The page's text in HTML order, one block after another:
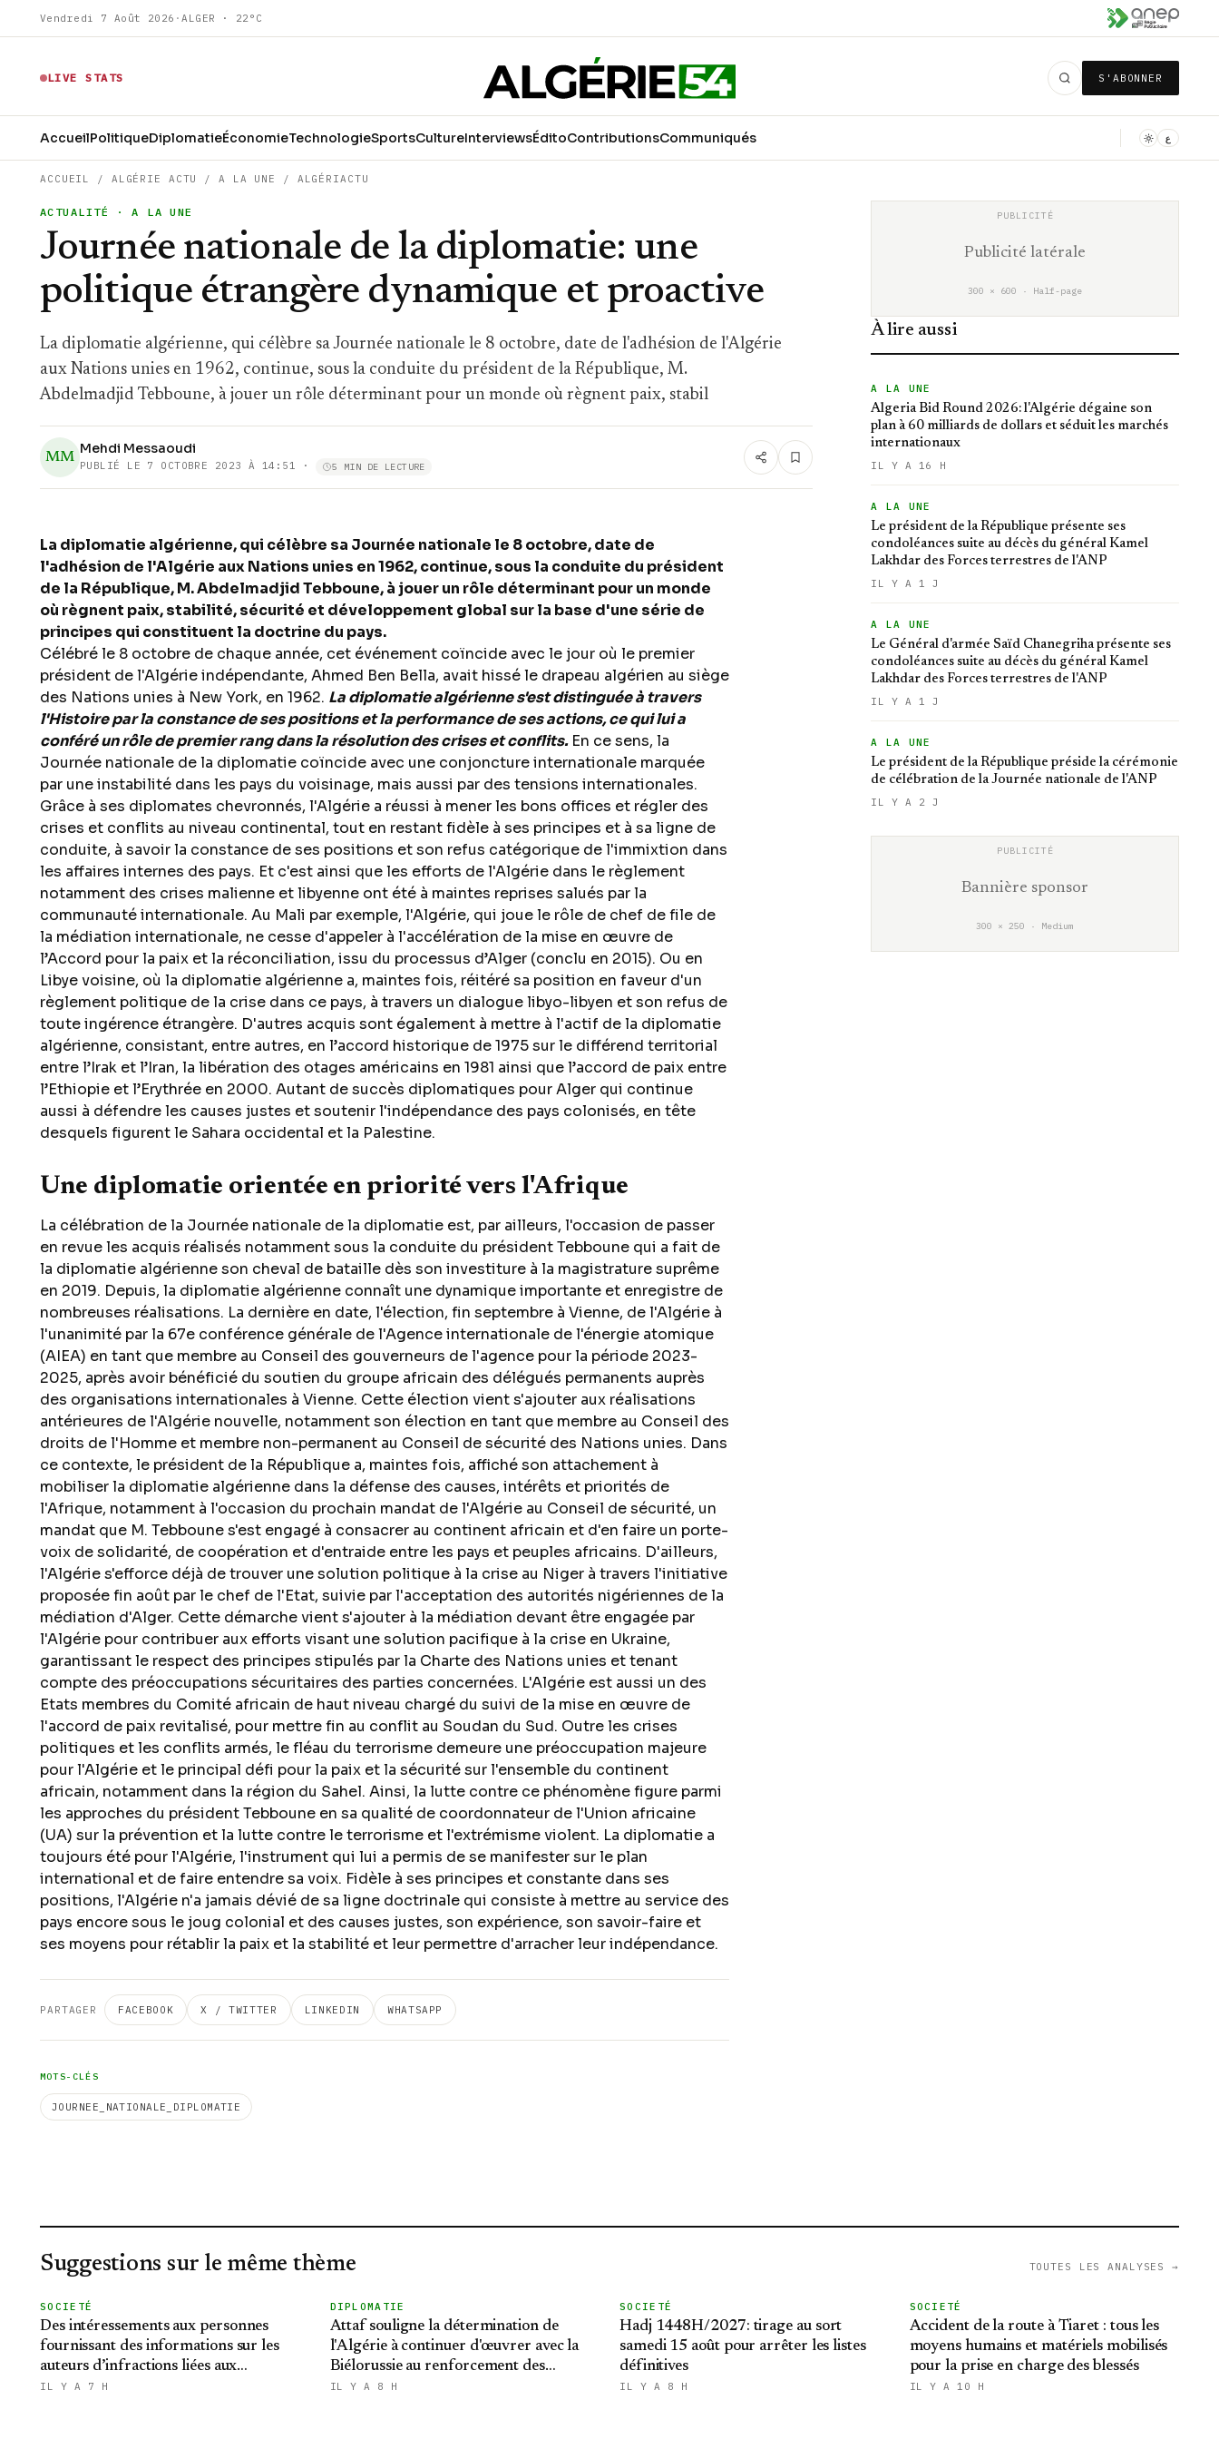
Vendredi 7 Août 2026 ·ALGER · 22°C
LIVE STATS S'ABONNER
AccueilPolitiqueDiplomatieÉconomieTechnologieSportsCultureInterviewsÉditoContributionsCommuniqués ع
ACCUEIL / ALGÉRIE ACTU /A LA UNE / ALGÉRIACTU
ACTUALITÉ · A LA UNE
Journée nationale de la diplomatie: une
politique étrangère dynamique et proactive
La diplomatie algérienne, qui célèbre sa Journée nationale le 8 octobre, date de l'adhésion de l'Algérie
aux Nations unies en 1962, continue, sous la conduite du président de la République, M.
Abdelmadjid Tebboune, à jouer un rôle déterminant pour un monde où règnent paix, stabil
MM
Mehdi Messaoudi
PUBLIÉ LE 7 OCTOBRE 2023 À 14:51 · 5 MIN DE LECTURE
La diplomatie algérienne, qui célèbre sa Journée nationale le 8 octobre, date de
l'adhésion de l'Algérie aux Nations unies en 1962, continue, sous la conduite du président
de la République, M. Abdelmadjid Tebboune, à jouer un rôle déterminant pour un monde
où règnent paix, stabilité, sécurité et développement global sur la base d'une série de
principes qui constituent la doctrine du pays.
Célébré le 8 octobre de chaque année, cet événement coïncide avec le jour où le premier
président de l'Algérie indépendante, Ahmed Ben Bella, avait hissé le drapeau algérien au siège
des Nations unies à New York, en 1962. La diplomatie algérienne s'est distinguée à travers
l'Histoire par la constance de ses positions et la performance de ses actions, ce qui lui a
conféré un rôle de premier rang dans la résolution des crises et conflits.En ce sens, la
Journée nationale de la diplomatie coïncide avec une conjoncture internationale marquée
par une instabilité dans les pays du voisinage, mais aussi par des tensions internationales.
Grâce à ses diplomates chevronnés, l'Algérie a réussi à mener les bons offices et régler des
crises et conflits au niveau continental, tout en restant fidèle à ses principes et à sa ligne de
conduite, à savoir la constance de ses positions et son refus catégorique de l'immixtion dans
les affaires internes des pays. Et c'est ainsi que les efforts de l'Algérie dans le règlement
notamment des crises malienne et libyenne ont été à maintes reprises salués par la
communauté internationale. Au Mali par exemple, l'Algérie, qui joue le rôle de chef de file de
la médiation internationale, ne cesse d'appeler à l'accélération de la mise en œuvre de
l’Accord pour la paix et la réconciliation, issu du processus d’Alger (conclu en 2015). Ou en
Libye voisine, où la diplomatie algérienne a, maintes fois, réitéré sa position en faveur d'un
règlement politique de la crise dans ce pays, à travers un dialogue libyo-libyen et son refus de
toute ingérence étrangère. D'autres acquis sont également à mettre à l'actif de la diplomatie
algérienne, consistant, entre autres, en l’accord historique de 1975 sur le différend territorial
entre l’Irak et l’Iran, la libération des otages américains en 1981 ainsi que l’accord de paix entre
l’Ethiopie et l’Erythrée en 2000. Autant de succès diplomatiques pour Alger qui continue
aussi à défendre les causes justes et soutenir l'indépendance des pays colonisés, en tête
desquels figurent le Sahara occidental et la Palestine.
Une diplomatie orientée en priorité vers l'Afrique
La célébration de la Journée nationale de la diplomatie est, par ailleurs, l'occasion de passer
en revue les acquis réalisés notamment sous la conduite du président Tebboune qui a fait de
la diplomatie algérienne son cheval de bataille dès son investiture à la magistrature suprême
en 2019. Depuis, la diplomatie algérienne connaît une dynamique importante et enregistre de
nombreuses réalisations. La dernière en date, l'élection, fin septembre à Vienne, de l'Algérie à
l'unanimité par la 67e conférence générale de l'Agence internationale de l'énergie atomique
(AIEA) en tant que membre au Conseil des gouverneurs de l'agence pour la période 2023-
2025, après avoir bénéficié du soutien du groupe africain des délégués permanents auprès
des organisations internationales à Vienne. Cette élection vient s'ajouter aux réalisations
antérieures de l'Algérie nouvelle, notamment son élection en tant que membre au Conseil des
droits de l'Homme et membre non-permanent au Conseil de sécurité des Nations unies. Dans
ce contexte, le président de la République a, maintes fois, affiché son attachement à
mobiliser la diplomatie algérienne dans la défense des causes, intérêts et priorités de
l'Afrique, notamment à l'occasion du prochain mandat de l'Algérie au Conseil de sécurité, un
mandat que M. Tebboune s'est engagé à consacrer au continent africain et d'en faire un porte-
voix de solidarité, de coopération et d'entraide entre les pays et peuples africains. D'ailleurs,
l'Algérie s'efforce déjà de trouver une solution politique à la crise au Niger à travers l'initiative
proposée fin août par le chef de l'Etat, suivie par l'acceptation des autorités nigériennes de la
médiation d'Alger. Cette démarche vient s'ajouter à la médiation devant être engagée par
l'Algérie pour contribuer aux efforts visant une solution pacifique à la crise en Ukraine,
garantissant le respect des principes stipulés par la Charte des Nations unies et tenant
compte des préoccupations sécuritaires des parties concernées. L'Algérie est aussi un des
Etats membres du Comité africain de haut niveau chargé du suivi de la mise en œuvre de
l'accord de paix revitalisé, pour mettre fin au conflit au Soudan du Sud. Outre les crises
politiques et les conflits armés, le fléau du terrorisme demeure une préoccupation majeure
pour l'Algérie et le principal défi pour la paix et la sécurité sur l'ensemble du continent
africain, notamment dans la région du Sahel. Ainsi, la lutte contre ce phénomène figure parmi
les approches du président Tebboune en sa qualité de coordonnateur de l'Union africaine
(UA) sur la prévention et la lutte contre le terrorisme et l'extrémisme violent. La diplomatie a
toujours été pour l'Algérie, l'instrument qui lui a permis de se manifester sur le plan
international et de faire entendre sa voix. Fidèle à ses principes et constante dans ses
positions, l'Algérie n'a jamais dévié de sa ligne doctrinale qui consiste à mettre au service des
pays encore sous le joug colonial et des causes justes, son expérience, son savoir-faire et
ses moyens pour rétablir la paix et la stabilité et leur permettre d'arracher leur indépendance.
PARTAGER FACEBOOK X / TWITTER LINKEDIN WHATSAPP
MOTS-CLÉS
JOURNEE_NATIONALE_DIPLOMATIE
Publicité latérale
300 × 600 · Half-page
À lire aussi
A LA UNE
Algeria Bid Round 2026: l'Algérie dégaine son
plan à 60 milliards de dollars et séduit les marchés
internationaux
IL Y A 16 H
A LA UNE
Le président de la République présente ses
condoléances suite au décès du général Kamel
Lakhdar des Forces terrestres de l'ANP
IL Y A 1 J
A LA UNE
Le Général d'armée Saïd Chanegriha présente ses
condoléances suite au décès du général Kamel
Lakhdar des Forces terrestres de l'ANP
IL Y A 1 J
A LA UNE
Le président de la République préside la cérémonie
de célébration de la Journée nationale de l'ANP
IL Y A 2 J
Bannière sponsor
300 × 250 · Medium
Suggestions sur le même thème TOUTES LES ANALYSES →
SOCIETÉ
Des intéressements aux personnes
fournissant des informations sur les
auteurs d’infractions liées aux
stupéfiants
IL Y A 7 H
DIPLOMATIE
Attaf souligne la détermination de
l'Algérie à continuer d'œuvrer avec la
Biélorussie au renforcement des
relations bilatérales
IL Y A 8 H
SOCIETÉ
Hadj 1448H/2027: tirage au sort
samedi 15 août pour arrêter les listes
définitives
IL Y A 8 H
SOCIETÉ
Accident de la route à Tiaret : tous les
moyens humains et matériels mobilisés
pour la prise en charge des blessés
IL Y A 10 H